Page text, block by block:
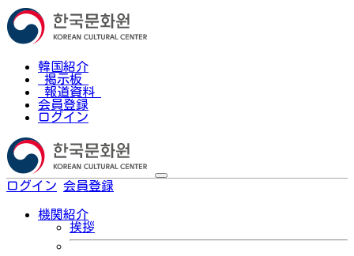
韓国紹介
掲示板
報道資料
会員登録
ログイン
ログイン 会員登録
機関紹介
挨拶